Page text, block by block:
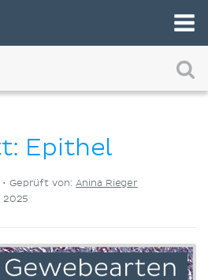
Lernmethode für dich
Epithel
•Geprüft von:Anina Rieger
2025